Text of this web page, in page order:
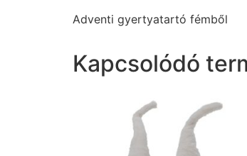
Adventi gyertyatartó fémből
Kapcsolódó